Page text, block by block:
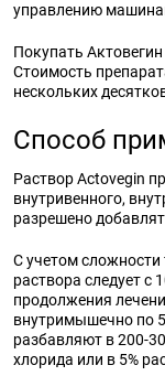
управлению
Покупать
Стоимость
нескольких
Способ
Раствор Actovegin
внутривенного,
разрешено
С учетом сложности
раствора следует
продолжения
внутримышечно по
разбавляют в 200-
хлорида или в 5%